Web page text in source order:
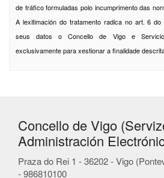
de tráfico formuladas polo incumprimento das
A lexitimación do tratamento radica no art. 6
seus datos o Concello de Vigo e
exclusivamente para xestionar a finalidade
Concello de Vigo
Administración
Praza do Rei 1 - 36202 - Vigo
- 986810100